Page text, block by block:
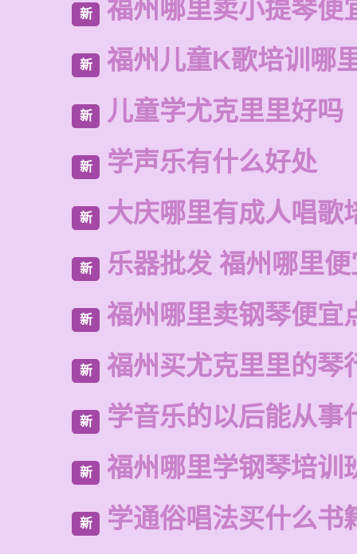
新 福州哪里卖小提琴便
新 福州儿童K歌培训哪
新 儿童学尤克里里好吗
新 学声乐有什么好处
新 大庆哪里有成人唱歌
新 乐器批发 福州哪里
新 福州哪里卖钢琴便宜
新 福州买尤克里里的琴
新 学音乐的以后能从事
新 福州哪里学钢琴培训
新 学通俗唱法买什么书